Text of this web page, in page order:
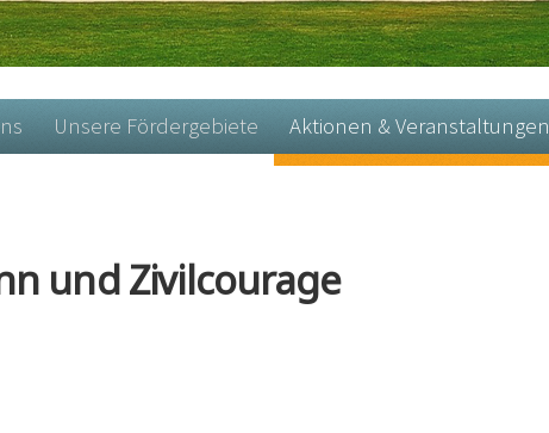
Unsere Fördergebiete Aktionen & Veranstaltungen
und Zivilcourage